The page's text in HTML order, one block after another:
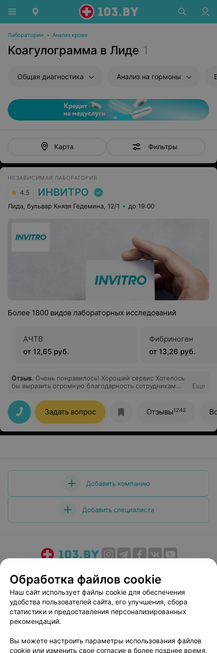
Лаборатории • Анализ крови
Коагулограмма в Лиде 1
Общая диагностика Анализ на гормоны
Карта Фильтры
НЕЗАВИСИМАЯ ЛАБОРАТОРИЯ
4.5 ИНВИТРО
Лида, бульвар Князя Гедемина, 12/1 до 19:00
Более 1800 видов лабораторных исследований
АЧТВ
от 12,65 руб.
Фибриноген
от 13,26 руб.
Отзыв. Очень понравилось! Хороший сервис Хотелось
бы выразить огромную благодарность сотрудникам
знакомым.
Еще
Задать вопрос Отзывы1242
Добавить компанию
Добавить специалиста
Медицинский маркетинг
Публичный договор
Пользовательское соглашение
Способы оплаты
Вакансии
Партнеры
Написать руководителю 103.by
Персональные настройки cookie
Обработка файлов cookie
Наш сайт использует файлы cookie для обеспечения
удобства пользователей сайта, его улучшения, сбора
статистики и предоставления персонализированных
рекомендаций.
Вы можете настроить параметры использования файлов
cookie или изменить свое согласие в более позднее время.